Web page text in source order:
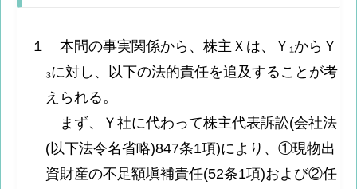
１ 本問の事実関係から、株主Ｘは、Ｙ₁からＹ
₃に対し、以下の法的責任を追及することが考
えられる。
まず、Ｙ社に代わって株主代表訴訟(会社法
(以下法令名省略)847条1項)により、①現物出
資財産の不足額塡補責任(52条1項)および②任